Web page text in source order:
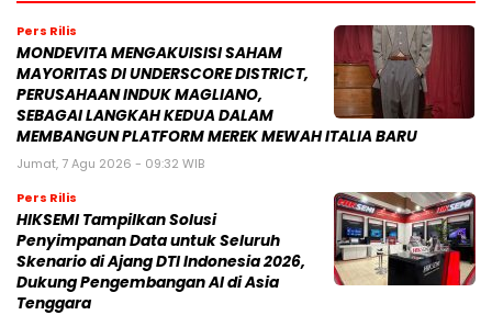
Pers Rilis
MONDEVITA MENGAKUISISI SAHAM
MAYORITAS DI UNDERSCORE DISTRICT,
PERUSAHAAN INDUK MAGLIANO,
SEBAGAI LANGKAH KEDUA DALAM
MEMBANGUN PLATFORM MEREK MEWAH ITALIA BARU
Jumat, 7 Agu 2026 - 09:32 WIB
Pers Rilis
HIKSEMI Tampilkan Solusi
Penyimpanan Data untuk Seluruh
Skenario di Ajang DTI Indonesia 2026,
Dukung Pengembangan AI di Asia
Tenggara